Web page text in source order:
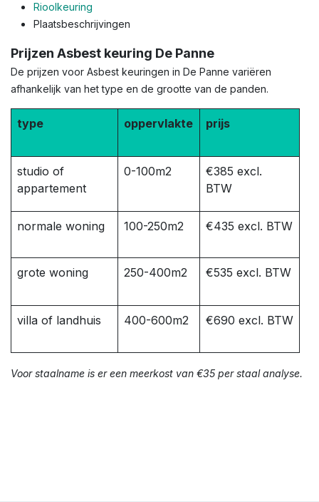
Rioolkeuring
Plaatsbeschrijvingen
Prijzen Asbest keuring De Panne
De prijzen voor Asbest keuringen in De Panne variëren
afhankelijk van het type en de grootte van de panden.
type oppervlakte prijs
studio of
appartement
0-100m2
€385 excl.
BTW
normale woning 100-250m2 €435 excl. BTW
grote woning 250-400m2 €535 excl. BTW
villa of landhuis 400-600m2 €690 excl. BTW
Voor staalname is er een meerkost van €35 per staal analyse.